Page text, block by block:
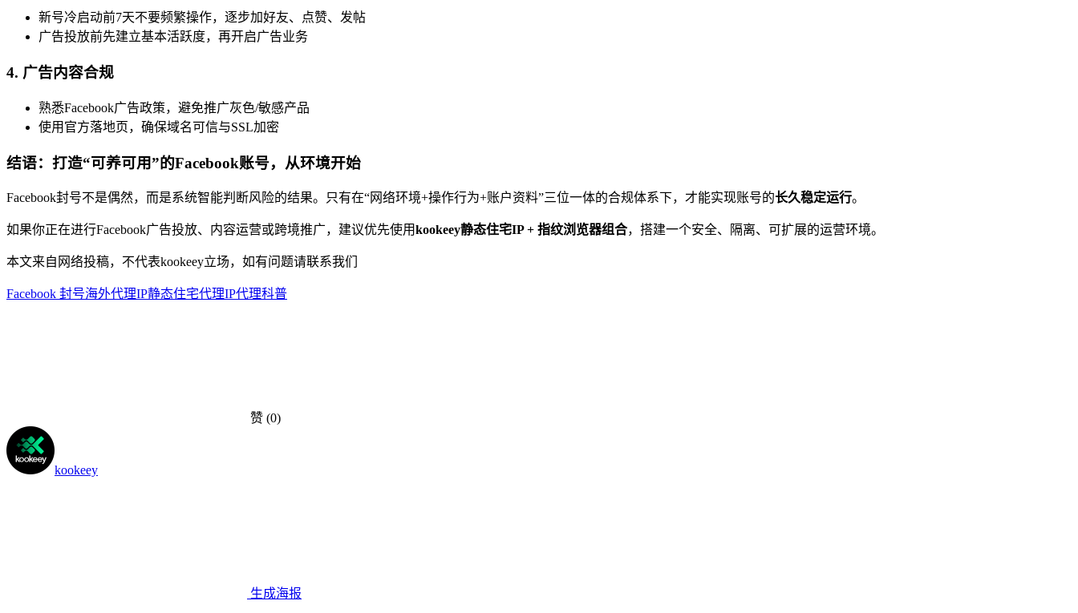
新号冷启动前7天不要频繁操作，逐步加好友、点赞、发帖
广告投放前先建立基本活跃度，再开启广告业务
4. 广告内容合规
熟悉Facebook广告政策，避免推广灰色/敏感产品
使用官方落地页，确保域名可信与SSL加密
结语：打造“可养可用”的Facebook账号，从环境开始
Facebook封号不是偶然，而是系统智能判断风险的结果。只有在“网络环境+操作行为+账户资料”三位一体的合规体系下，才能实现账号的长久稳定运行。
如果你正在进行Facebook广告投放、内容运营或跨境推广，建议优先使用kookeey静态住宅IP + 指纹浏览器组合，搭建一个安全、隔离、可扩展的运营环境。
本文来自网络投稿，不代表kookeey立场，如有问题请联系我们
Facebook 封号海外代理IP静态住宅代理IP代理科普
赞 (0)
kookeey
生成海报